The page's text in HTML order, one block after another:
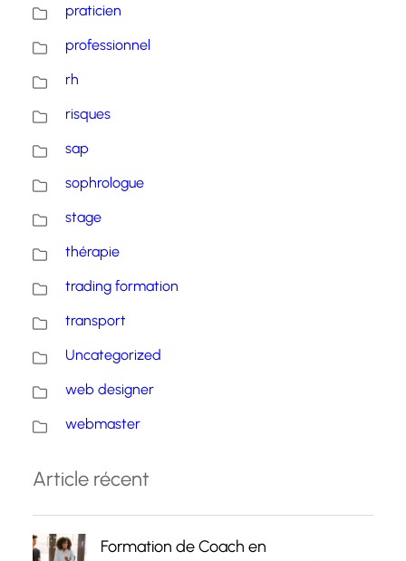
praticien
professionnel
rh
risques
sap
sophrologue
stage
thérapie
trading formation
transport
Uncategorized
web designer
webmaster
Article récent
Formation de Coach en